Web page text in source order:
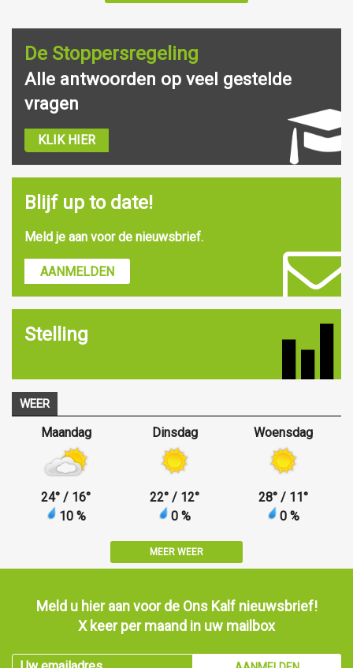
De Stoppersregeling
Alle antwoorden op veel gestelde
vragen
KLIK HIER
Blijf up to date!
Meld je aan voor de nieuwsbrief.
AANMELDEN
Stelling
WEER
Maandag
24° / 16°
10 %
Dinsdag
22° / 12°
0 %
Woensdag
28° / 11°
0 %
MEER WEER
Meld u hier aan voor de Ons Kalf nieuwsbrief!
X keer per maand in uw mailbox